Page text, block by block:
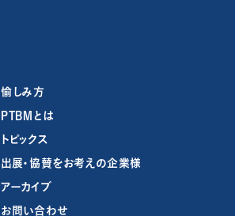
愉しみ方
PTBMとは
トピックス
出展・協賛をお考えの企業様
アーカイブ
お問い合わせ